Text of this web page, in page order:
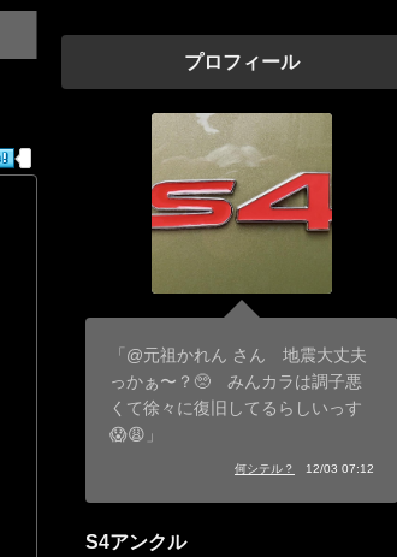
プロフィール
「@元祖かれん さん 地震大丈夫
っかぁ〜？🥺 みんカラは調子悪
くて徐々に復旧してるらしいっす
😱😩」
何シテル？ 12/03 07:12
S4アンクル